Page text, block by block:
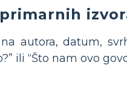
autora, datum,
ili “Što nam ovo